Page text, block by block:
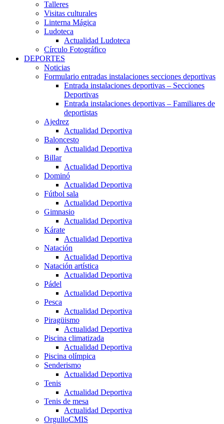
Talleres
Visitas culturales
Linterna Mágica
Ludoteca
Actualidad Ludoteca
Círculo Fotográfico
DEPORTES
Noticias
Formulario entradas instalaciones secciones deportivas
Entrada instalaciones deportivas – Secciones
Deportivas
Entrada instalaciones deportivas – Familiares de
deportistas
Ajedrez
Actualidad Deportiva
Baloncesto
Actualidad Deportiva
Billar
Actualidad Deportiva
Dominó
Actualidad Deportiva
Fútbol sala
Actualidad Deportiva
Gimnasio
Actualidad Deportiva
Kárate
Actualidad Deportiva
Natación
Actualidad Deportiva
Natación artística
Actualidad Deportiva
Pádel
Actualidad Deportiva
Pesca
Actualidad Deportiva
Piragüismo
Actualidad Deportiva
Piscina climatizada
Actualidad Deportiva
Piscina olímpica
Senderismo
Actualidad Deportiva
Tenis
Actualidad Deportiva
Tenis de mesa
Actualidad Deportiva
OrgulloCMIS